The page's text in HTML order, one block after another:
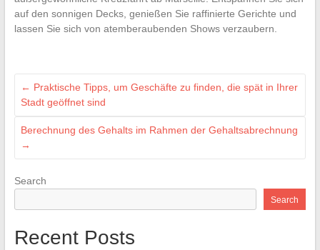
auf den sonnigen Decks, genießen Sie raffinierte Gerichte und
lassen Sie sich von atemberaubenden Shows verzaubern.
← Praktische Tipps, um Geschäfte zu finden, die spät in Ihrer
Stadt geöffnet sind
Berechnung des Gehalts im Rahmen der Gehaltsabrechnung
→
Search
Search
Recent Posts